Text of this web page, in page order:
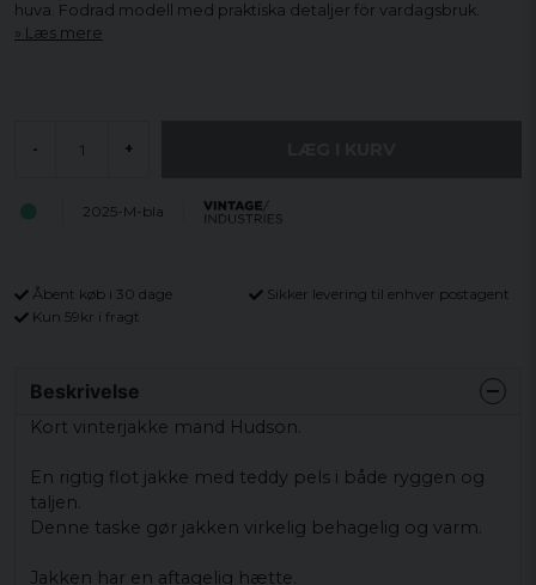
huva. Fodrad modell med praktiska detaljer för vardagsbruk.
Læs mere
- +
2025-M-bla
Åbent køb i 30 dage
Sikker levering til enhver postagent
Kun 59kr i fragt
Beskrivelse
Kort vinterjakke mand Hudson.
En rigtig flot jakke med teddy pels i både ryggen og
taljen.
Denne taske gør jakken virkelig behagelig og varm.
Jakken har en aftagelig hætte.